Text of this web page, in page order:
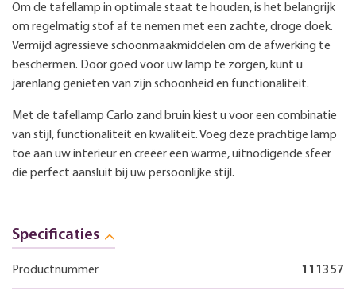
Om de tafellamp in optimale staat te houden, is het belangrijk
om regelmatig stof af te nemen met een zachte, droge doek.
Vermijd agressieve schoonmaakmiddelen om de afwerking te
beschermen. Door goed voor uw lamp te zorgen, kunt u
jarenlang genieten van zijn schoonheid en functionaliteit.
Met de tafellamp Carlo zand bruin kiest u voor een combinatie
van stijl, functionaliteit en kwaliteit. Voeg deze prachtige lamp
toe aan uw interieur en creëer een warme, uitnodigende sfeer
die perfect aansluit bij uw persoonlijke stijl.
Specificaties
Productnummer 111357